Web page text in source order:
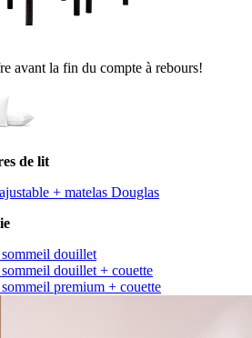
avant la fin du compte à rebours!
de lit
+ matelas Douglas
douillet
douillet + couette
premium + couette